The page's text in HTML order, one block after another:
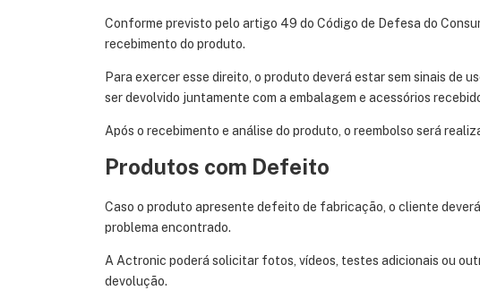
Conforme previsto pelo artigo 49 do Código de Defesa do
recebimento do produto.
Para exercer esse direito, o produto deverá estar sem sinais de
ser devolvido juntamente com a embalagem e acessórios
Após o recebimento e análise do produto, o reembolso será
Produtos com Defeito
Caso o produto apresente defeito de fabricação, o cliente
problema encontrado.
A Actronic poderá solicitar fotos, vídeos, testes adicionais ou
devolução.